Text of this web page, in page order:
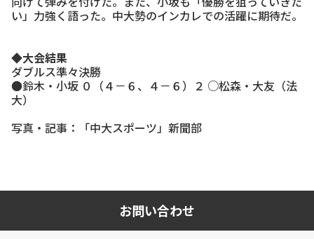
い」力強く語った。中大勢のインカレでの活躍に期待だ。
◆大会結果
ダブルス準々決勝
●鈴木・小坂 ０（４－６、４－６）２ ○松森・大友（法
大）
写真・記事：「中大スポーツ」新聞部
お問い合わせ